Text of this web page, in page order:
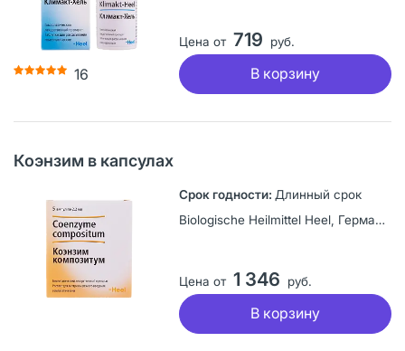
16
Цена от 719 руб.
В корзину
Коэнзим в капсулах
Длинный срок
Biologische Heilmittel Heel, Германия
Цена от 1 346 руб.
В корзину